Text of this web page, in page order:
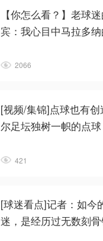
【你怎么看？】老球
宾：我心目中马拉多
2066
[视频/集锦]点球也有创
尔足坛独树一帜的点球
421
[球迷看点]记者：如今
迷，是经历过无数刻